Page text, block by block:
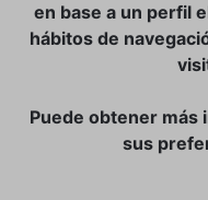
TIENDA ONLINE:
Plaça de la Llibertat, 22,
Tlf. 971 93 78 75
en base a un perfil
hábitos de
Puede obtener más
sus